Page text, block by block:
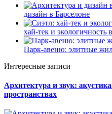
дизайн в Барселоне
хай-тек и экологичность
Парк-авеню: элитные
Интересные записи
Архитектура и звук:
пространствах